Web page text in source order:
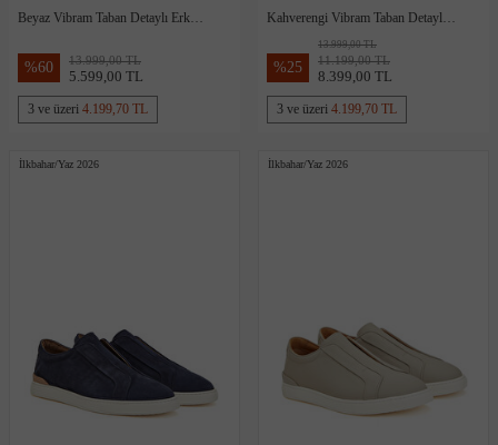
Beyaz Vibram Taban Detaylı Erkek
%60 13.999,00 TL
5.599,00 TL
3 ve üzeri 4.199,70 TL
Kahverengi Vibram Taban Detaylı
Erkek Deri Sneaker
%25
13.999,00 TL
11.199,00 TL
8.399,00 TL
3 ve üzeri 4.199,70 TL
İlkbahar/Yaz 2026 İlkbahar/Yaz 2026